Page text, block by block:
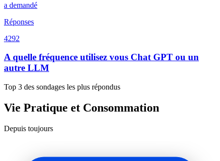
a demandé
Réponses
4292
A quelle fréquence utilisez vous Chat GPT ou un
autre LLM
Top 3 des sondages les plus répondus
Vie Pratique et Consommation
Depuis toujours